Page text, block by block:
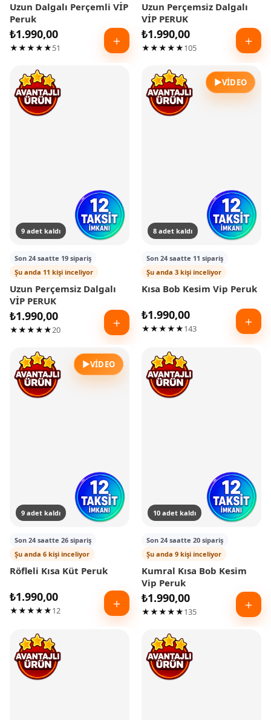
Uzun Dalgalı Perçemli VİP
Peruk
₺1.990,00
★★★★★51 ＋
Uzun Perçemsiz Dalgalı
VİP PERUK
₺1.990,00
★★★★★105 ＋
9 adet kaldı
Son 24 saatte 19 sipariş
Şu anda 11 kişi inceliyor
Uzun Perçemsiz Dalgalı
VİP PERUK
₺1.990,00
★★★★★20 ＋
8 adet kaldı
▶VIDEO
Son 24 saatte 11 sipariş
Şu anda 3 kişi inceliyor
Kısa Bob Kesim Vip Peruk
₺1.990,00
★★★★★143 ＋
9 adet kaldı
▶VIDEO
Son 24 saatte 26 sipariş
Şu anda 6 kişi inceliyor
Röfleli Kısa Küt Peruk
₺1.990,00
★★★★★12 ＋
10 adet kaldı
Son 24 saatte 20 sipariş
Şu anda 9 kişi inceliyor
Kumral Kısa Bob Kesim
Vip Peruk
₺1.990,00
★★★★★135 ＋